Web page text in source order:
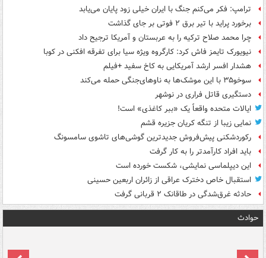
ترامپ: فکر می‌کنم جنگ با ایران خیلی زود پایان می‌یابد
برخورد پراید با تیر برق ۲ فوتی بر جای گذاشت
چرا محمد صلاح ترکیه را به عربستان و آمریکا ترجیح داد
نیویورک تایمز فاش کرد: کارگروه ویژه سیا برای تفرقه افکنی در کوبا
هشدار افسر ارشد آمریکایی به کاخ سفید +فیلم
سوخو۳۵ با این موشک‌ها به ناوهای‌جنگی حمله می‌کند
دستگیری قاتل فراری در نوشهر
ایالات متحده واقعاً یک «ببر کاغذی» است!
نمایی زیبا از تنگه کریان جزیره قشم
رکوردشکنی پیش‌فروش جدیدترین گوشی‌های تاشوی سامسونگ
باید افراد کارآمدتر را به کار گرفت
این دیپلماسی نمایشی، شکست خورده است
استقبال خاص دخترک عراقی از زائران اربعین حسینی
حادثه غرق‌شدگی در طاقانک ۲ قربانی گرفت
حوادث